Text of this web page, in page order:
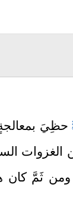
حظِيَ بمعالجةٍ
ثَمَّ كان